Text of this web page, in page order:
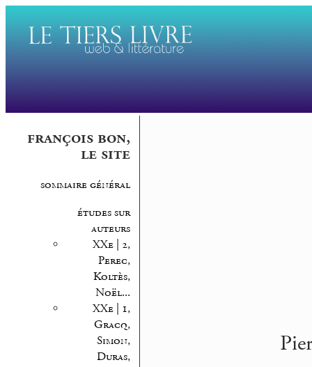
françois bon,
le site
sommaire général
études sur
auteurs
XXe | 2,
Perec,
Koltès,
Noël...
XXe | 1,
Gracq,
Simon,
Duras,